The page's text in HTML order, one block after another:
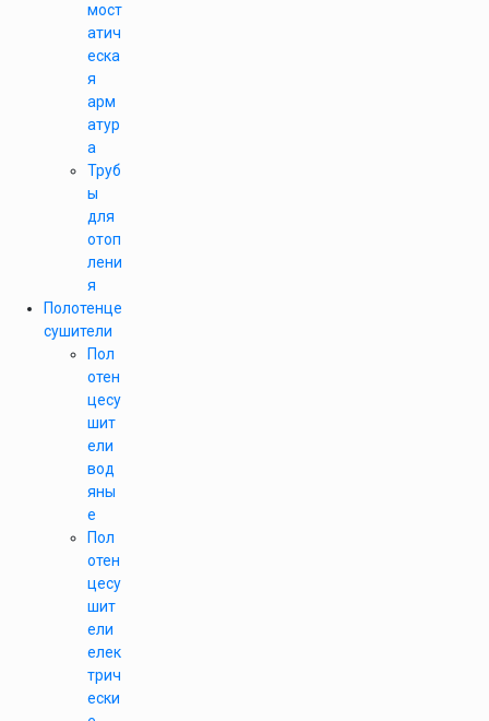
мост
атич
еска
я
арм
атур
а
Труб
ы
для
отоп
лени
я
Полотенце
сушители
Пол
отен
цесу
шит
ели
вод
яны
е
Пол
отен
цесу
шит
ели
елек
трич
ески